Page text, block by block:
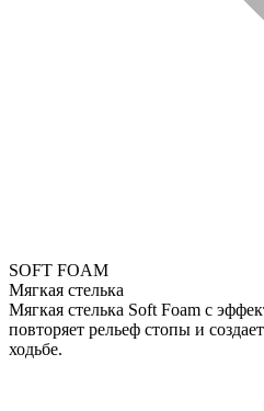
SOFT FOAM
Мягкая стелька
Мягкая стелька Soft Foam с
повторяет рельеф стопы и
ходьбе.